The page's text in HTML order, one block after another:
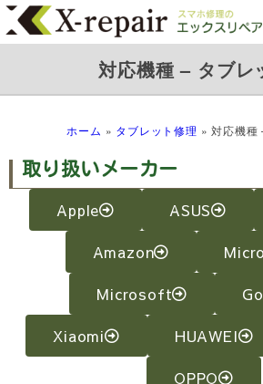
対応機種 – タブレ
ホーム » タブレット修理 »対応機種
取り扱いメーカー
Apple ASUS
Amazon
Microsoft
Xiaomi HUAWEI
OPPO